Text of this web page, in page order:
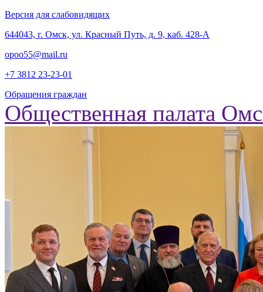
Версия для слабовидящих
‎644043, г. Омск, ул. Красный Путь, д. 9, каб. 428-А
opoo55@mail.ru
+7 3812 23-23-01
Обращения граждан
Общественная палата